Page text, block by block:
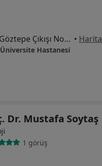
Tem Avrupa Otoyolu Göztepe Çıkışı No: 1Bağcılar, İstanbul • Harita
Hastanesi
Dr. Mustafa Soytaş
1 görüş